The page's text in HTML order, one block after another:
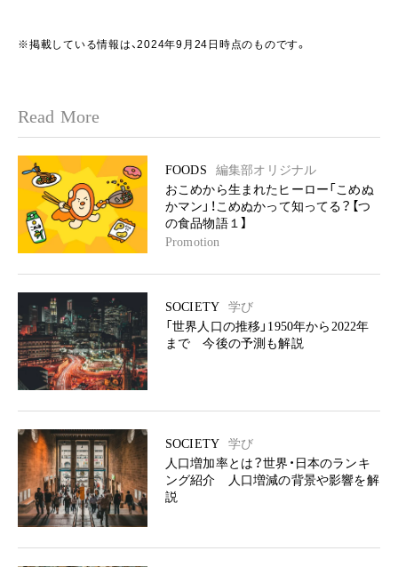
※掲載している情報は、2024年9月24日時点のものです。
Read More
FOODS
編集部オリジナル
おこめから生まれたヒーロー「こめぬ
かマン」！こめぬかって知ってる？【つ
の食品物語１】
Promotion
SOCIETY
学び
「世界人口の推移」1950年から2022年
まで 今後の予測も解説
SOCIETY
学び
人口増加率とは？世界・日本のランキ
ング紹介 人口増減の背景や影響を解
説